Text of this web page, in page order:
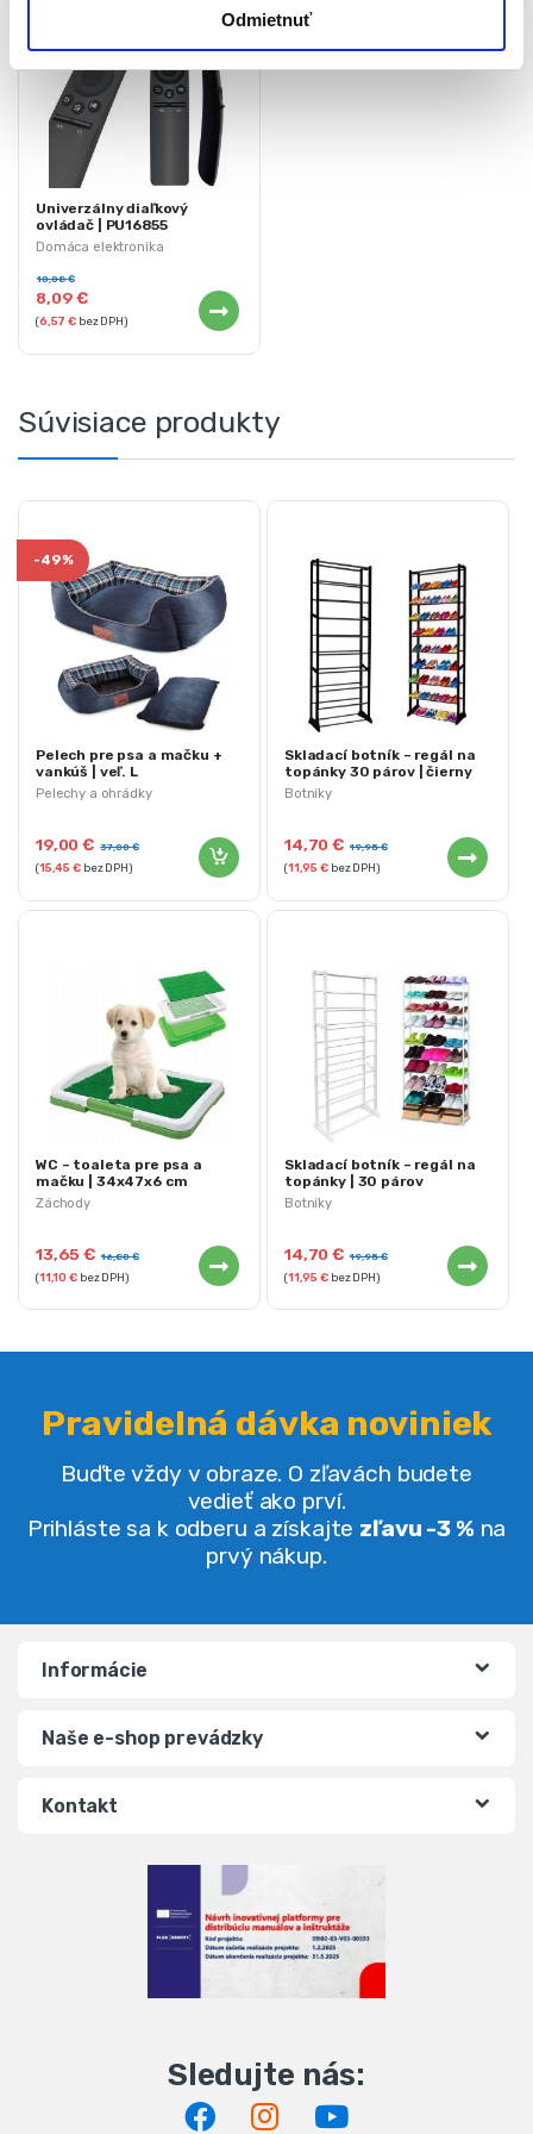
Odmietnuť
Domáca elektronika
Univerzálny diaľkový
ovládač | PU16855
8,09€
10,08€
(6,57€ bez DPH)
Súvisiace produkty
Pelechy a ohrádky
-49%
Pelech pre psa a mačku +
vankúš | veľ. L
19,00€ 37,00€
(15,45€bez DPH)
Botníky
Skladací botník – regál na
topánky 30 párov | čierny
14,70€ 19,95€
(11,95€bez DPH)
Záchody
WC – toaleta pre psa a
mačku | 34x47x6 cm
13,65€ 16,80€
(11,10€bez DPH)
Botníky
Skladací botník – regál na
topánky | 30 párov
14,70€ 19,95€
(11,95€bez DPH)
Pravidelná dávka noviniek
Buďte vždy v obraze. O zľavách budete
vedieť ako prví.
Prihláste sa k odberu a získajte zľavu -3 % na
prvý nákup.
Informácie
Naše e-shop prevádzky
Kontakt